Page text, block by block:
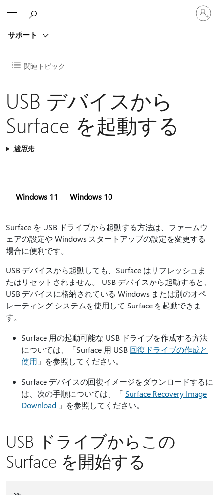
サポート
ア
カ
ウ
関連トピック
USB デバイスから
Surface を起動する
適用先
Windows 11 Windows 10
Surface を USB ドライブから起動する方法は、ファームウ
ェアの設定や Windows スタートアップの設定を変更する
場合に便利です。
USB デバイスから起動しても、Surface はリフレッシュま
たはリセットされません。 USB デバイスから起動すると、
USB デバイスに格納されている Windows または別のオペ
レーティング システムを使用して Surface を起動できま
す。
Surface 用の起動可能な USB ドライブを作成する方法
については、「Surface 用 USB 回復ドライブの作成と
使用 」を参照してください。
Surface デバイスの回復イメージをダウンロードするに
は、次の手順については、「 Surface Recovery Image
Download 」を参照してください。
USB ドライブからこの
Surface を開始する